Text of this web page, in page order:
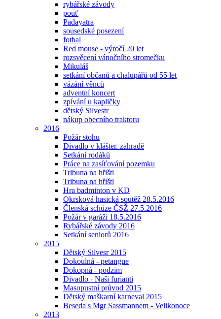
rybářské závody
pouť
Padayatra
sousedské posezení
fotbal
Red mouse - výročí 20 let
rozsvěcení vánočního stromečku
Mikuláš
setkání občanů a chalupářů od 55 let
vázání věnců
adventní koncert
zpívání u kapličky
dětský Silvestr
nákup obecního traktoru
2016
Požár stohu
Divadlo v klášter. zahradě
Setkání rodáků
Práce na zasíťování pozemku
Tribuna na hřišti
Tribuna na hřišti
Hra badminton v KD
Okrsková hasická soutěž 28.5.2016
Členská schůze ČSŽ 27.5.2016
Požár v garáži 18.5.2016
Rybářské závody 2016
Setkání seniorů 2016
2015
Dětský Silvesr 2015
Dokoulná - petangue
Dokopná - podzim
Divadlo - Naši furianti
Masopustní průvod 2015
Dětský maškarní karneval 2015
Beseda s Mgr Sassmannem - Velikonoce
2013